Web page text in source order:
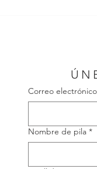
Correo
Nombre de pila *